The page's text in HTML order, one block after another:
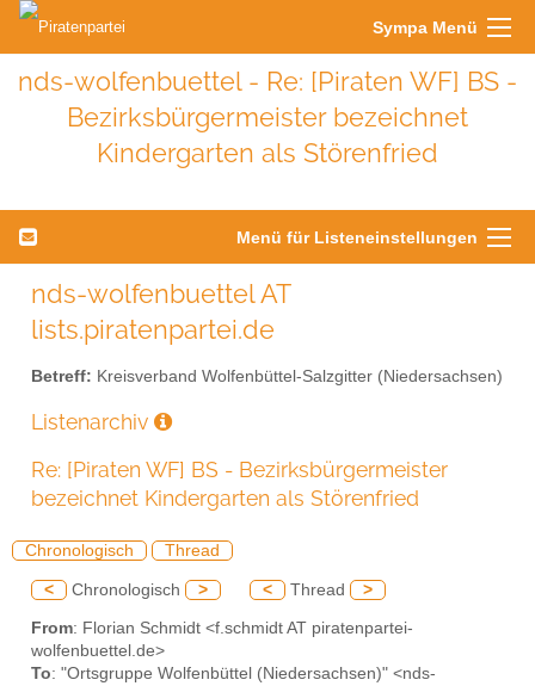
Sympa Menü
nds-wolfenbuettel - Re: [Piraten WF] BS -
Bezirksbürgermeister bezeichnet
Kindergarten als Störenfried
Menü für Listeneinstellungen
nds-wolfenbuettel AT
lists.piratenpartei.de
Betreff: Kreisverband Wolfenbüttel-Salzgitter (Niedersachsen)
Listenarchiv
Re: [Piraten WF] BS - Bezirksbürgermeister
bezeichnet Kindergarten als Störenfried
Chronologisch Thread
< Chronologisch > < Thread >
From: Florian Schmidt <f.schmidt AT piratenpartei-
wolfenbuettel.de>
To: "Ortsgruppe Wolfenbüttel (Niedersachsen)" <nds-